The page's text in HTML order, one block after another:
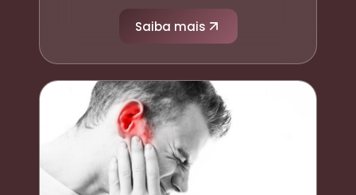
Saiba mais